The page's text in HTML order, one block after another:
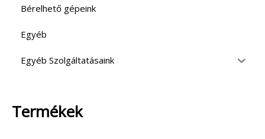
Bérelhető gépeink
Egyéb
Egyéb Szolgáltatásaink
Termékek